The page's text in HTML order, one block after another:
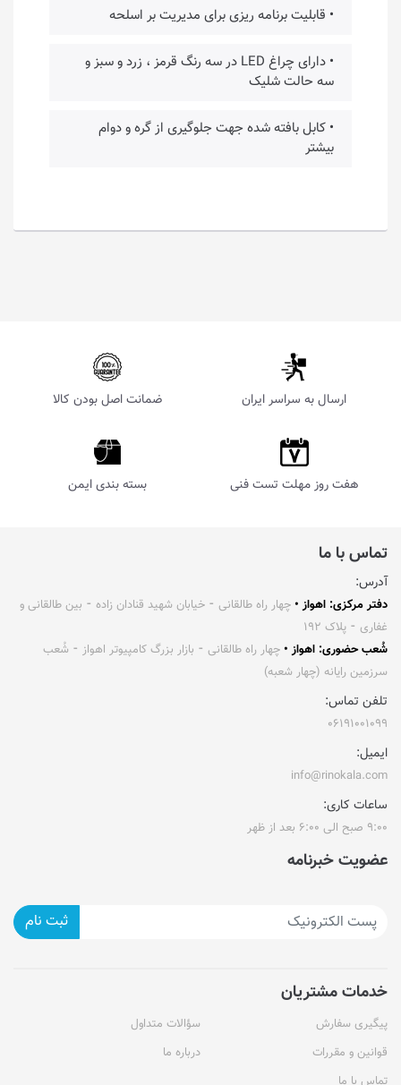
• قابلیت برنامه ریزی برای مدیریت بر اسلحه
• دارای چراغ LED در سه رنگ قرمز ، زرد و سبز و
سه حالت شلیک
• کابل بافته شده جهت جلوگیری از گره و دوام
بیشتر
ارسال به سراسر ایران ضمانت اصل بودن کالا
هفت روز مهلت تست فنی بسته بندی ایمن
تماس با ما
آدرس:
دفتر مرکزی: اهواز • چهار راه طالقانی ⁃ خیابان شهید قنادان زاده ⁃ بین طالقانی و
غفاری ⁃ پلاک ۱۹۲
شُعب حضوری: اهواز • چهار راه طالقانی ⁃ بازار بزرگ کامپیوتر اهواز ⁃ شُعب
سرزمین رایانه (چهار شعبه)
تلفن تماس:
۰۶۱۹۱۰۰۱۰۹۹
ایمیل:
info@rinokala.com
ساعات کاری:
۹:۰۰ صبح الی ۶:۰۰ بعد از ظهر
عضویت خبرنامه
ثبت نام
خدمات مشتریان
پیگیری سفارش
سؤالات متداول
قوانین و مقررات
درباره ما
تماس با ما